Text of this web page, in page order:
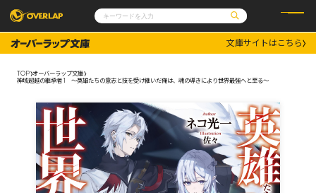
コミックガルド
コミッククリエ
LiQulle
ノベルス
ノベルスf
コミックエッセイ
ポケットモンスター
アニメ
ゲーム
OVERLAP STORE
オーバーラップ広報室
企業
会社概要
採用情報
アクセス
オーバーラップホールディングス
お問い合わせはこちら
オーバーラップ文庫
文庫サイトはこちら
TOP オーバーラップ文庫
神域超越の継承者 1 ～英雄たちの意志と技を受け継いだ俺は、魂の導きにより世界最強へと至る～